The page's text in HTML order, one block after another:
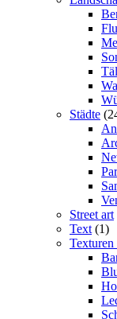
Städte
Street art
Text (1)